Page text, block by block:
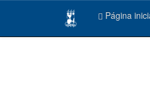
Página